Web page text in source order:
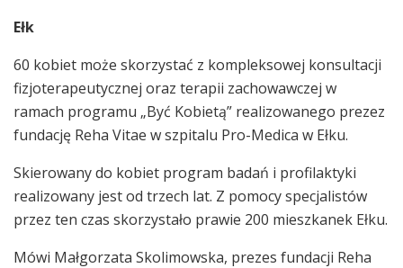
Ełk
60 kobiet może skorzystać z kompleksowej konsultacji
fizjoterapeutycznej oraz terapii zachowawczej w
ramach programu „Być Kobietą” realizowanego prezez
fundację Reha Vitae w szpitalu Pro-Medica w Ełku.
Skierowany do kobiet program badań i profilaktyki
realizowany jest od trzech lat. Z pomocy specjalistów
przez ten czas skorzystało prawie 200 mieszkanek Ełku.
Mówi Małgorzata Skolimowska, prezes fundacji Reha